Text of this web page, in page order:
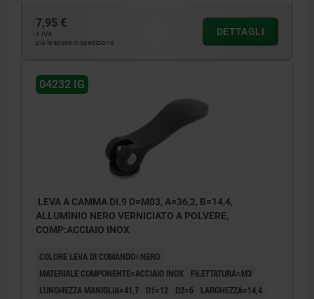
7,95 €
+ IVA
più le spese di spedizione
DETTAGLI
04232 IG
LEVA A CAMMA DI.9 D=M03, A=36,2, B=14,4,
ALLUMINIO NERO VERNICIATO A POLVERE,
COMP:ACCIAIO INOX
COLORE LEVA DI COMANDO=NERO
MATERIALE COMPONENTE=ACCIAIO INOX
FILETTATURA=M3
LUNGHEZZA MANIGLIA=41,7
D1=12 D2=6
LARGHEZZA=14,4